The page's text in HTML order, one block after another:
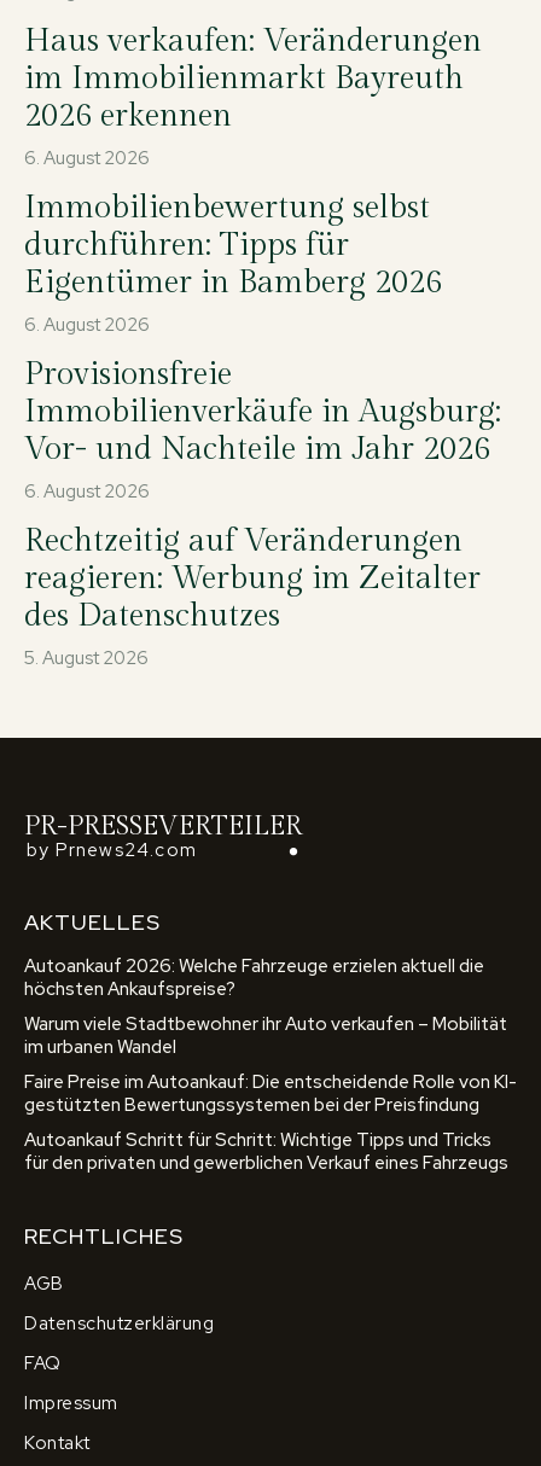
Haus verkaufen: Veränderungen
im Immobilienmarkt Bayreuth
2026 erkennen
6. August 2026
Immobilienbewertung selbst
durchführen: Tipps für
Eigentümer in Bamberg 2026
6. August 2026
Provisionsfreie
Immobilienverkäufe in Augsburg:
Vor- und Nachteile im Jahr 2026
6. August 2026
Rechtzeitig auf Veränderungen
reagieren: Werbung im Zeitalter
des Datenschutzes
5. August 2026
PR-PRESSEVERTEILER
by Prnews24.com
AKTUELLES
Autoankauf 2026: Welche Fahrzeuge erzielen aktuell die
höchsten Ankaufspreise?
Warum viele Stadtbewohner ihr Auto verkaufen – Mobilität
im urbanen Wandel
Faire Preise im Autoankauf: Die entscheidende Rolle von KI-
gestützten Bewertungssystemen bei der Preisfindung
Autoankauf Schritt für Schritt: Wichtige Tipps und Tricks
für den privaten und gewerblichen Verkauf eines Fahrzeugs
RECHTLICHES
AGB
Datenschutzerklärung
FAQ
Impressum
Kontakt